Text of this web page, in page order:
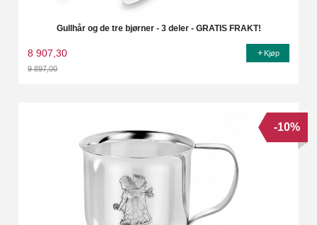
Gullhår og de tre bjørner - 3 deler - GRATIS FRAKT!
8 907,30
9 897,00
Kjøp
-10%